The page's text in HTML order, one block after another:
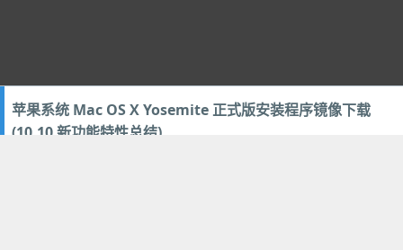
苹果系统 Mac OS X Yosemite 正式版安装程序镜像下载
(10.10 新功能特性总结)